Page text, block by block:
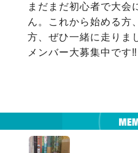
まだまだ初心者で大会
ん。これから始める方
方、ぜひ一緒に走りま
メンバー大募集中です‼︎